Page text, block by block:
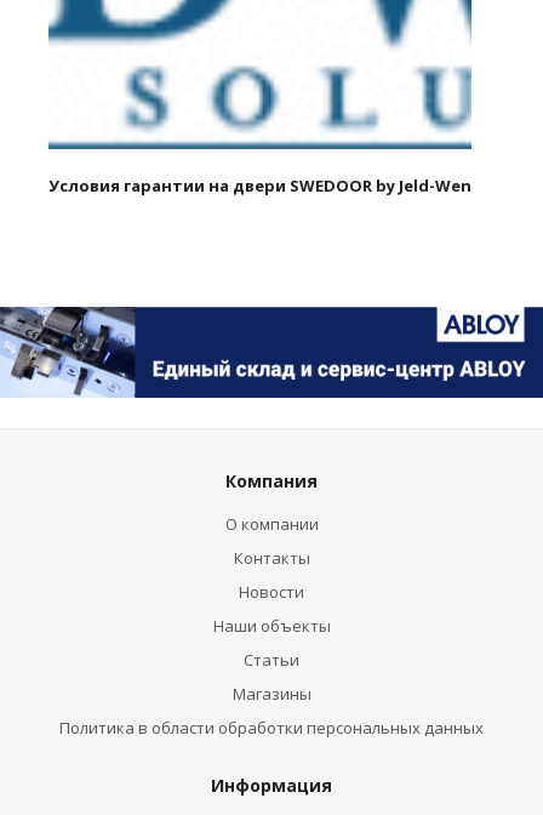
Условия гарантии на двери SWEDOOR by Jeld-Wen
Компания
О компании
Контакты
Новости
Наши объекты
Статьи
Магазины
Политика в области обработки персональных данных
Информация